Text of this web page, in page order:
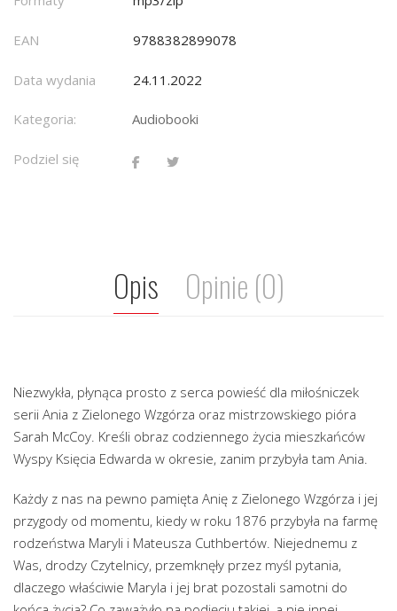
EAN 9788382899078
Data wydania 24.11.2022
Kategoria: Audiobooki
Podziel się
Opis Opinie (0)
Niezwykła, płynąca prosto z serca powieść dla miłośniczek
serii Ania z Zielonego Wzgórza oraz mistrzowskiego pióra
Sarah McCoy. Kreśli obraz codziennego życia mieszkańców
Wyspy Księcia Edwarda w okresie, zanim przybyła tam Ania.
Każdy z nas na pewno pamięta Anię z Zielonego Wzgórza i jej
przygody od momentu, kiedy w roku 1876 przybyła na farmę
rodzeństwa Maryli i Mateusza Cuthbertów. Niejednemu z
Was, drodzy Czytelnicy, przemknęły przez myśl pytania,
dlaczego właściwie Maryla i jej brat pozostali samotni do